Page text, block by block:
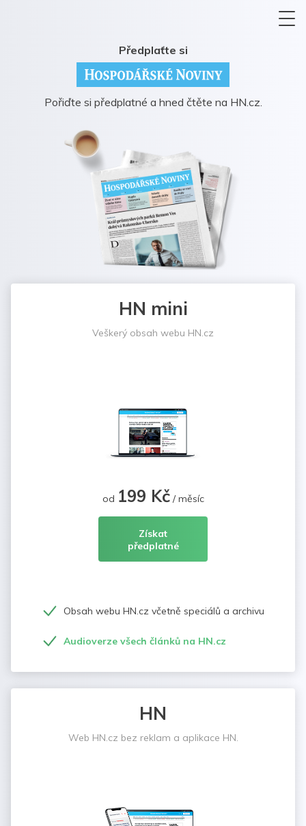
Předplaťte si
Pořiďte si předplatné a hned čtěte na HN.cz.
HN mini
Veškerý obsah webu HN.cz
od 199 Kč/ měsíc
Získat
předplatné
Obsah webu HN.cz včetně speciálů a archivu
Audioverze všech článků na HN.cz
HN
Web HN.cz bez reklam a aplikace HN.